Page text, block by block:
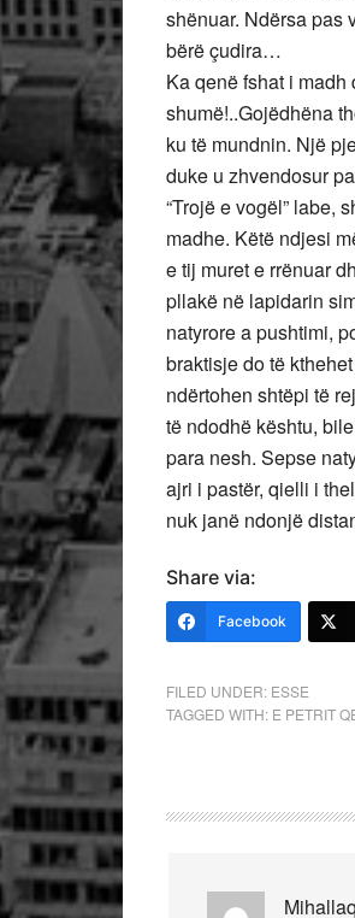
shënuar. Ndërsa pas
bërë çudira…
Ka qenë fshat i
shumë!..Gojëdhëna
ku të mundnin. Një
duke u zhvendosur
“Trojë e vogël” labe,
madhe. Këtë ndjesi
e tij muret e rrënuar
pllakë në lapidarin
natyrore a pushtimi,
braktisje do të
ndërtohen shtëpi të
të ndodhë kështu,
para nesh. Sepse
ajri i pastër, qielli i
nuk janë ndonjë
Share via:
Facebook
FILED UNDER: ESSE
TAGGED WITH: E PETRIT
Mihallaq